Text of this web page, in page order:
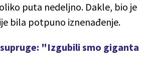
puta nedeljno. Dakle, bio je
bila potpuno iznenađenje.
"Izgubili smo giganta